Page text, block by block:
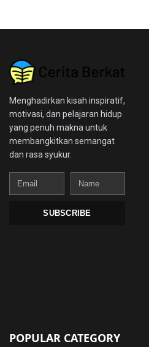
Menghadirkan kisah inspiratif,
motivasi, dan pelajaran hidup
yang penuh makna untuk
membangkitkan semangat
dan rasa syukur.
Email
Name
SUBSCRIBE
POPULAR CATEGORY